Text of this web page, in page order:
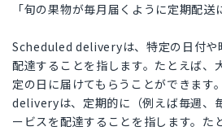
「旬の果物が毎月届くように定期配送
Scheduled deliveryは、特定の日付や
配達することを指します。たとえば、
定の日に届けてもらうことができま
deliveryは、定期的に（例えば毎週、
ービスを配達することを指します。た